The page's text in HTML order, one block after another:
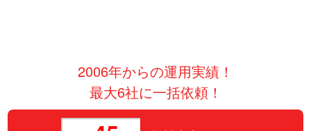
2006年からの運用実績！
最大6社に一括依頼！